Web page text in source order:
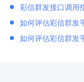
彩信群发接口调用
如何评估彩信群发
如何评估彩信群发